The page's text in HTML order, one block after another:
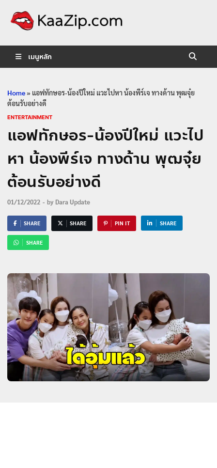
เมนูหลัก
Home» แอฟทักษอร-น้องปีใหม่ แวะไปหา น้องพีร์เจ ทางด้าน พุฒจุ๋ย
ต้อนรับอย่างดี
ENTERTAINMENT
แอฟทักษอร-น้องปีใหม่ แวะไป
หา น้องพีร์เจ ทางด้าน พุฒจุ๋ย
ต้อนรับอย่างดี
01/12/2022 - by Dara Update
SHARE SHARE PIN IT SHARE
SHARE